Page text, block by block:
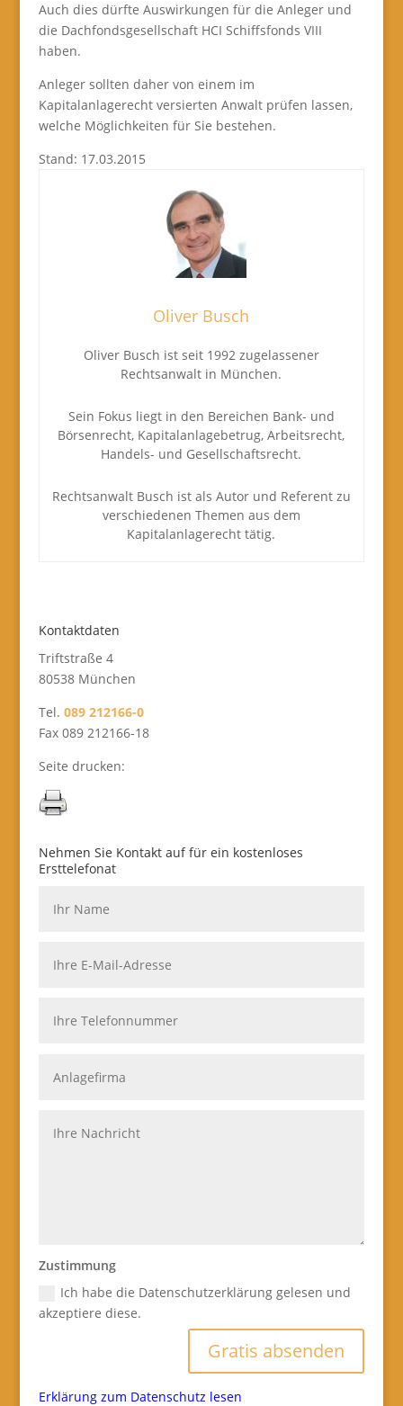
Auch dies dürfte Auswirkungen für die Anleger und
die Dachfondsgesellschaft HCI Schiffsfonds VIII
haben.
Anleger sollten daher von einem im
Kapitalanlagerecht versierten Anwalt prüfen lassen,
welche Möglichkeiten für Sie bestehen.
Stand: 17.03.2015
Oliver Busch
Oliver Busch ist seit 1992 zugelassener
Rechtsanwalt in München.
Sein Fokus liegt in den Bereichen Bank- und
Börsenrecht, Kapitalanlagebetrug, Arbeitsrecht,
Handels- und Gesellschaftsrecht.
Rechtsanwalt Busch ist als Autor und Referent zu
verschiedenen Themen aus dem
Kapitalanlagerecht tätig.
Kontaktdaten
Triftstraße 4
80538 München
Tel. 089 212166-0
Fax 089 212166-18
Seite drucken:
Nehmen Sie Kontakt auf für ein kostenloses
Ersttelefonat
Zustimmung
Ich habe die Datenschutzerklärung gelesen und
akzeptiere diese.
Gratis absenden
Erklärung zum Datenschutz lesen